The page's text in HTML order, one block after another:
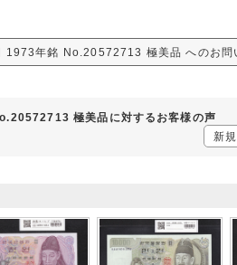
1973年銘 No.20572713 極美品 へのお問
極美品に対するお客様の声
新